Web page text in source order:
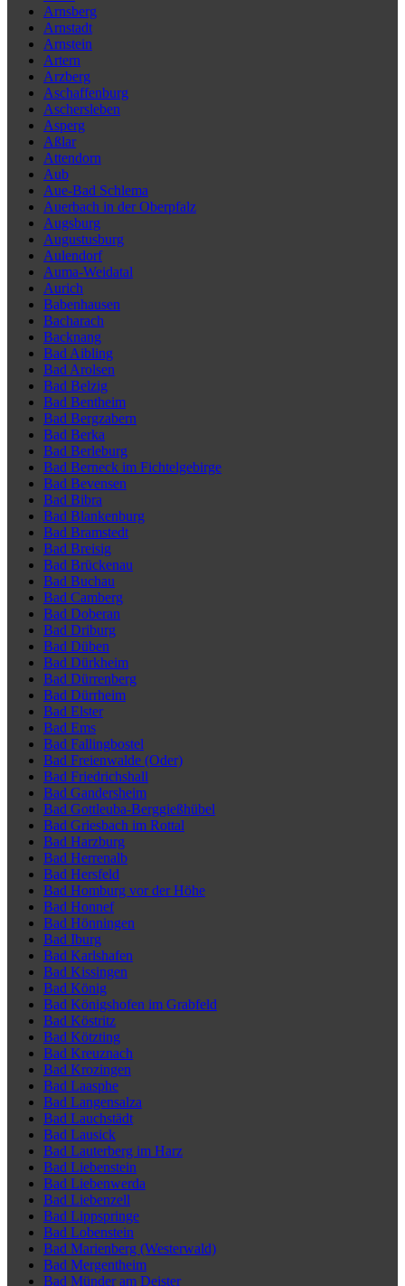
Arnsberg
Arnstadt
Arnstein
Artern
Arzberg
Aschaffenburg
Aschersleben
Asperg
Aßlar
Attendorn
Aub
Aue-Bad Schlema
Auerbach in der Oberpfalz
Augsburg
Augustusburg
Aulendorf
Auma-Weidatal
Aurich
Babenhausen
Bacharach
Backnang
Bad Aibling
Bad Arolsen
Bad Belzig
Bad Bentheim
Bad Bergzabern
Bad Berka
Bad Berleburg
Bad Berneck im Fichtelgebirge
Bad Bevensen
Bad Bibra
Bad Blankenburg
Bad Bramstedt
Bad Breisig
Bad Brückenau
Bad Buchau
Bad Camberg
Bad Doberan
Bad Driburg
Bad Düben
Bad Dürkheim
Bad Dürrenberg
Bad Dürrheim
Bad Elster
Bad Ems
Bad Fallingbostel
Bad Freienwalde (Oder)
Bad Friedrichshall
Bad Gandersheim
Bad Gottleuba-Berggießhübel
Bad Griesbach im Rottal
Bad Harzburg
Bad Herrenalb
Bad Hersfeld
Bad Homburg vor der Höhe
Bad Honnef
Bad Hönningen
Bad Iburg
Bad Karlshafen
Bad Kissingen
Bad König
Bad Königshofen im Grabfeld
Bad Köstritz
Bad Kötzting
Bad Kreuznach
Bad Krozingen
Bad Laasphe
Bad Langensalza
Bad Lauchstädt
Bad Lausick
Bad Lauterberg im Harz
Bad Liebenstein
Bad Liebenwerda
Bad Liebenzell
Bad Lippspringe
Bad Lobenstein
Bad Marienberg (Westerwald)
Bad Mergentheim
Bad Münder am Deister